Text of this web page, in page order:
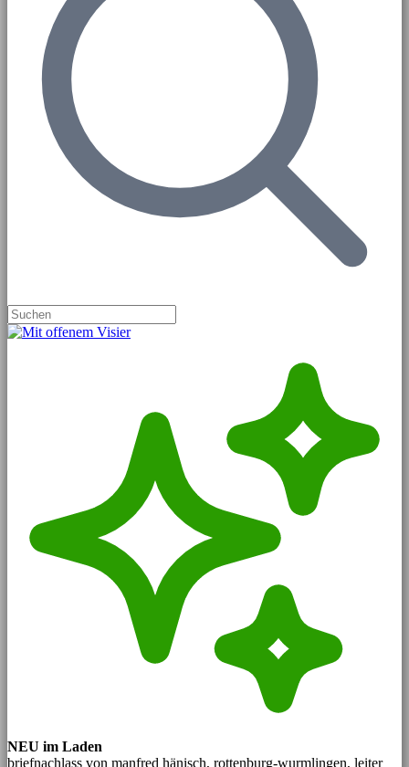
NEU im Laden
briefnachlass von manfred hänisch, rottenburg-wurmlingen, leiter